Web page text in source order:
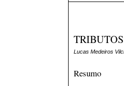
Lucas Medeiros
Resumo